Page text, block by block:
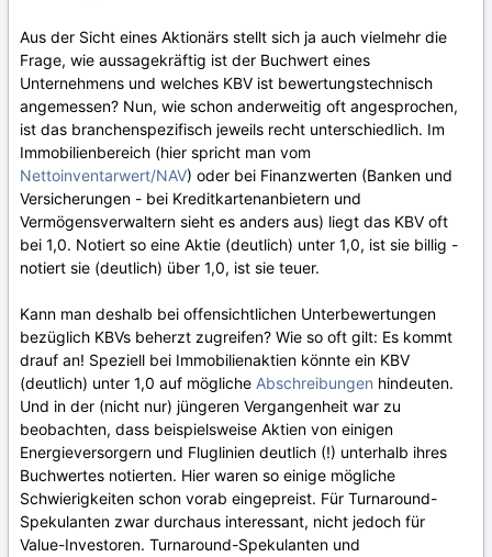
Aus der Sicht eines Aktionärs stellt sich ja auch vielmehr die
Frage, wie aussagekräftig ist der Buchwert eines
Unternehmens und welches KBV ist bewertungstechnisch
angemessen? Nun, wie schon anderweitig oft angesprochen,
ist das branchenspezifisch jeweils recht unterschiedlich. Im
Immobilienbereich (hier spricht man vom
Nettoinventarwert/NAV) oder bei Finanzwerten (Banken und
Versicherungen - bei Kreditkartenanbietern und
Vermögensverwaltern sieht es anders aus) liegt das KBV oft
bei 1,0. Notiert so eine Aktie (deutlich) unter 1,0, ist sie billig -
notiert sie (deutlich) über 1,0, ist sie teuer.
Kann man deshalb bei offensichtlichen Unterbewertungen
bezüglich KBVs beherzt zugreifen? Wie so oft gilt: Es kommt
drauf an! Speziell bei Immobilienaktien könnte ein KBV
(deutlich) unter 1,0 auf mögliche Abschreibungen hindeuten.
Und in der (nicht nur) jüngeren Vergangenheit war zu
beobachten, dass beispielsweise Aktien von einigen
Energieversorgern und Fluglinien deutlich (!) unterhalb ihres
Buchwertes notierten. Hier waren so einige mögliche
Schwierigkeiten schon vorab eingepreist. Für Turnaround-
Spekulanten zwar durchaus interessant, nicht jedoch für
Value-Investoren. Turnaround-Spekulanten und